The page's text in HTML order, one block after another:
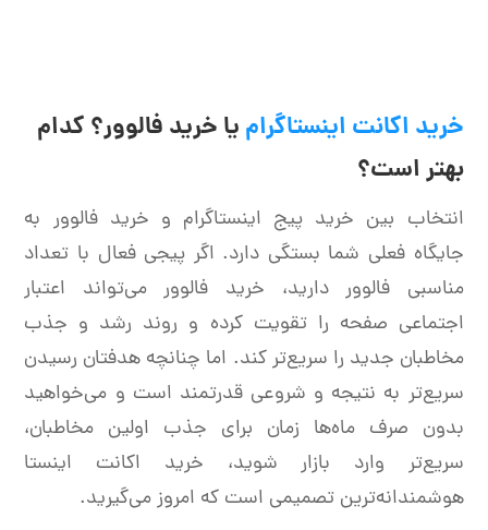
خرید اکانت اینستاگرام یا خرید فالوور؟ کدام
بهتر است؟
انتخاب بین خرید پیج اینستاگرام و خرید فالوور به
جایگاه فعلی شما بستگی دارد. اگر پیجی فعال با تعداد
مناسبی فالوور دارید، خرید فالوور می‌تواند اعتبار
اجتماعی صفحه را تقویت کرده و روند رشد و جذب
مخاطبان جدید را سریع‌تر کند. اما چنانچه هدفتان رسیدن
سریع‌تر به نتیجه و شروعی قدرتمند است و می‌خواهید
بدون صرف ماه‌ها زمان برای جذب اولین مخاطبان،
سریع‌تر وارد بازار شوید، خرید اکانت اینستا
هوشمندانه‌ترین تصمیمی است که امروز می‌گیرید.